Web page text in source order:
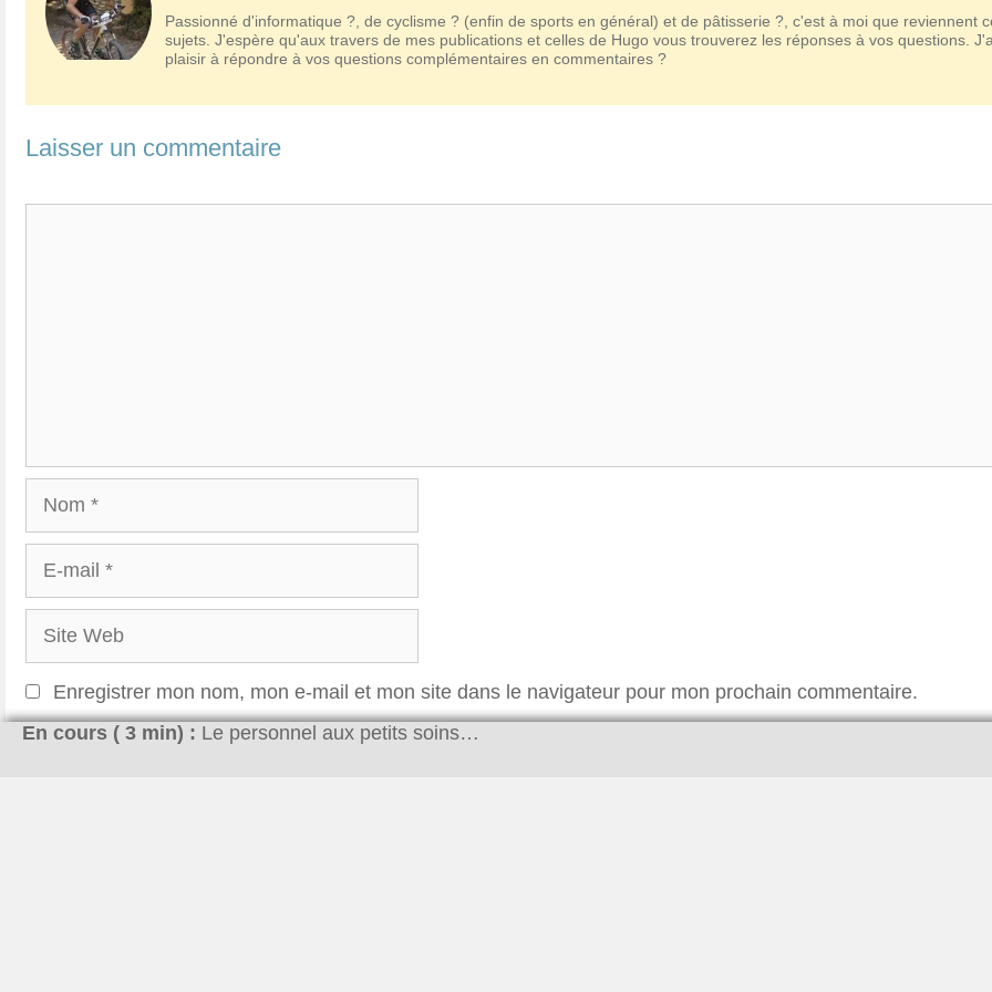
Passionné d'informatique ?, de cyclisme ? (enfin de sports en général) et de pâtisserie ?, c'est à moi que reviennent
sujets. J'espère qu'aux travers de mes publications et celles de Hugo vous trouverez les réponses à vos questions.
plaisir à répondre à vos questions complémentaires en commentaires ?
Laisser un commentaire
Nom
mail
Site
Web
Enregistrer mon nom, mon e-mail et mon site dans le navigateur pour mon prochain commentaire.
En cours ( 3 min) : Le personnel aux petits soins…